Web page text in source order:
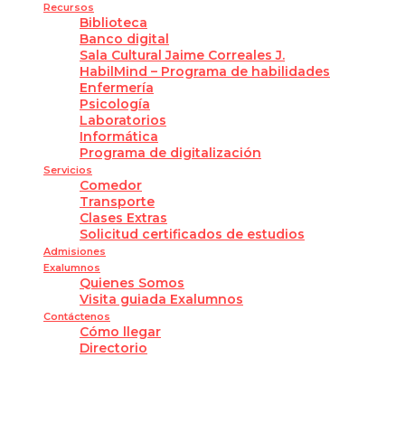
Recursos
Biblioteca
Banco digital
Sala Cultural Jaime Correales J.
HabilMind – Programa de habilidades
Enfermería
Psicología
Laboratorios
Informática
Programa de digitalización
Servicios
Comedor
Transporte
Clases Extras
Solicitud certificados de estudios
Admisiones
Exalumnos
Quienes Somos
Visita guiada Exalumnos
Contáctenos
Cómo llegar
Directorio